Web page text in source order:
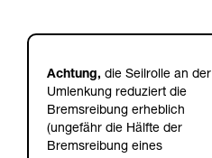
Achtung, die Seilrolle an der
Umlenkung reduziert die
Bremsreibung erheblich
(ungefähr die Hälfte der
Bremsreibung eines